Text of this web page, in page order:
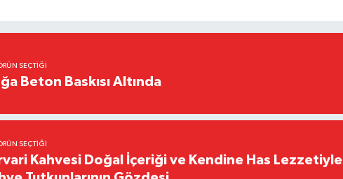
SEÇTIĞI
Beton Baskısı Altında
SEÇTIĞI
Kahvesi Doğal İçeriği ve Kendine Has Lezzetiyle